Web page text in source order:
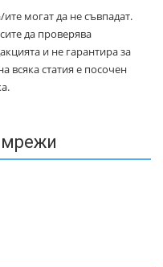
могат да не съвпадат.
да проверява
и не гарантира за
всяка статия е посочен
мрежи